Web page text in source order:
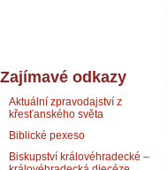
Zajímavé odkazy
Aktuální zpravodajství z
křesťanského světa
Biblické pexeso
Biskupství královéhradecké –